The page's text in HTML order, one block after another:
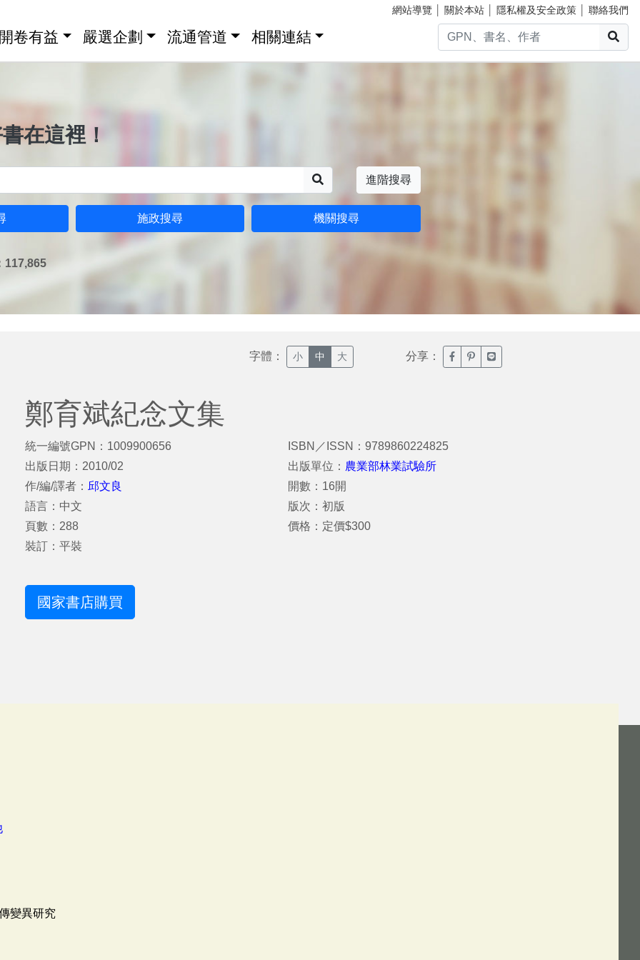
網站導覽 關於本站 隱私權及安全政策 聯絡我們
卷有益 嚴選企劃 流通管道 相關連結
在這裡！
進階搜尋
施政搜尋 機關搜尋
117,865
字體： 小 中 大 分享： 臉書分享(另開新視窗)
噗浪分享(另開新視窗)
Line分享(另開新視窗)
鄭育斌紀念文集
統一編號GPN：1009900656
出版日期：2010/02
作/編/譯者： 邱文良
語言：中文
頁數：288
裝訂：平裝
ISBN／ISSN：9789860224825
出版單位： 農業部林業試驗所
開數：16開
版次：初版
價格：定價$300
國家書店購買
變異研究